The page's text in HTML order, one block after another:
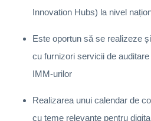
Innovation Hubs) la nivel
Este oportun să se realizeze
cu furnizori servicii de
IMM-urilor
Realizarea unui calendar de
cu teme relevante pentru